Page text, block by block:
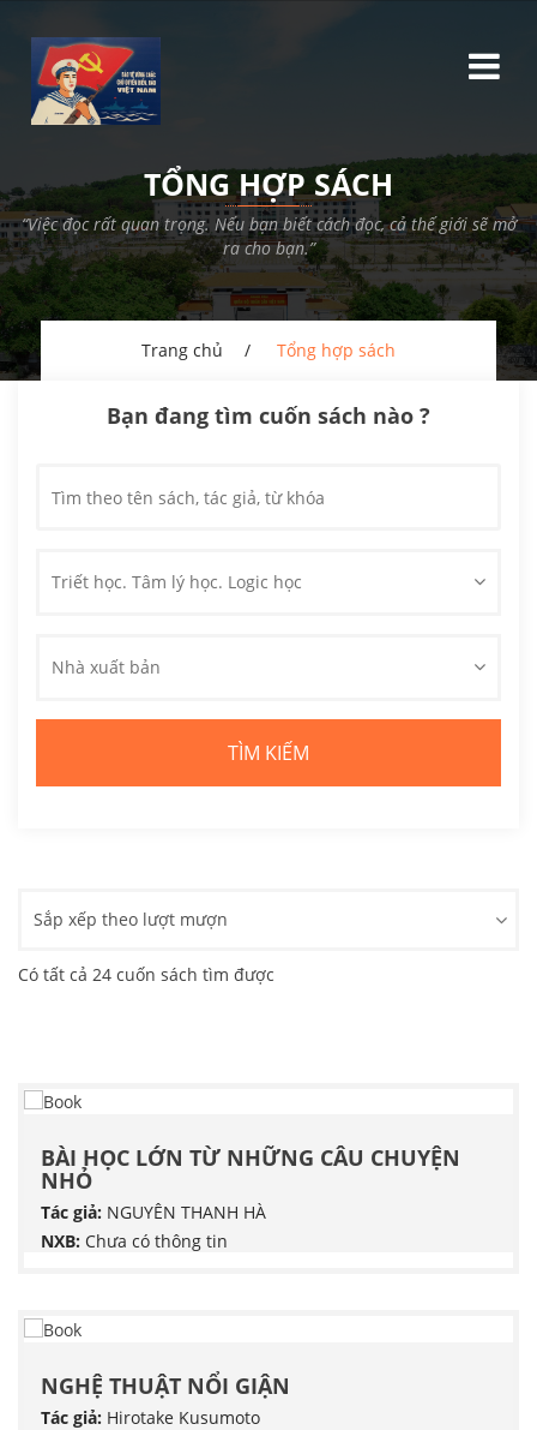
TỔNG HỢP SÁCH
“Việc đọc rất quan trọng. Nếu bạn biết cách đọc, cả thế giới sẽ mở
ra cho bạn.”
Trang chủ Tổng hợp sách
Bạn đang tìm cuốn sách nào ?
Triết học. Tâm lý học. Logic học
Nhà xuất bản
Sắp xếp theo lượt mượn
Có tất cả 24 cuốn sách tìm được
BÀI HỌC LỚN TỪ NHỮNG CÂU CHUYỆN
NHỎ
Tác giả: NGUYÊN THANH HÀ
NXB: Chưa có thông tin
NGHỆ THUẬT NỔI GIẬN
Tác giả: Hirotake Kusumoto